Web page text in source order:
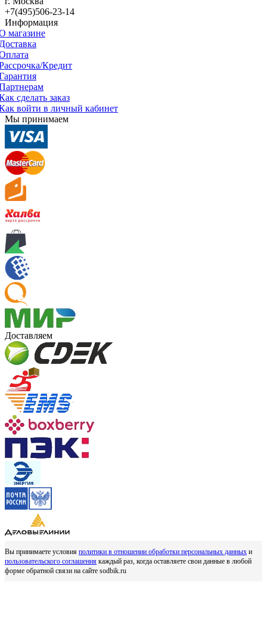
+7(495)506-23-14
Информация
магазине
Кредит
сделать заказ
войти в личный кабинет
Мы принимаем
Доставляем
Вы принимаете условия политики в отношении обработки персональных данных и
пользовательского соглашения каждый раз, когда оставляете свои данные в любой
форме обратной связи на сайте sodbik.ru